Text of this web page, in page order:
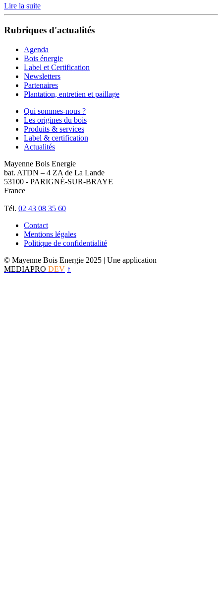
Lire la suite
Rubriques d'actualités
Agenda
Bois énergie
Label et Certification
Newsletters
Partenaires
Plantation, entretien et paillage
Qui sommes-nous ?
Les origines du bois
Produits & services
Label & certification
Actualités
Mayenne Bois Energie
bat. ATDN – 4 ZA de La Lande
53100 - PARIGNÉ-SUR-BRAYE
France
Tél. 02 43 08 35 60
Contact
Mentions légales
Politique de confidentialité
© Mayenne Bois Energie 2025 | Une application
MEDIAPRO DEV ↑